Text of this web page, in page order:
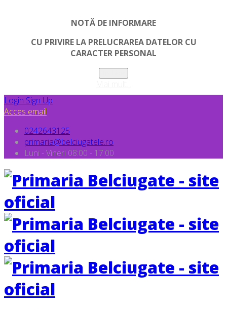
NOTĂ DE INFORMARE
CU PRIVIRE LA PRELUCRAREA DATELOR CU
CARACTER PERSONAL
Login Sign Up
Acces email
0242643125
primaria@belciugatele.ro
Luni - Vineri 08:00 - 17:00